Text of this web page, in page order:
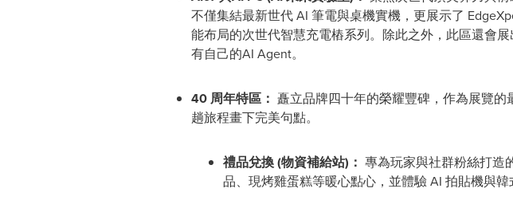
不僅集結最新世代 AI 筆電與桌機實機，更展示了
能布局的次世代智慧充電樁系列。除此之外，此區還會
有自己的AI Agent。
40周年特區： 矗立品牌四十年的榮耀豐碑，作為展覽
趟旅程畫下完美句點。
禮品兌換(物資補給站) ： 專為玩家與社群粉絲打造
品、現烤雞蛋糕等暖心點心，並體驗 AI 拍貼機與